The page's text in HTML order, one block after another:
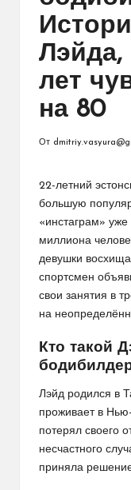
Лэйда,
лет
на 80
От
22-летний
большую
«инстаграм»
миллиона
девушки
спортсмен
свои занятия в
на
Кто такой
Лэйд родился в
проживает в
потерял своего
несчастного
приняла